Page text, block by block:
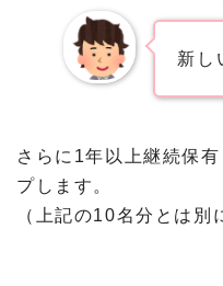
新し
さらに1年以上継続保
プします。
（上記の10名分とは別